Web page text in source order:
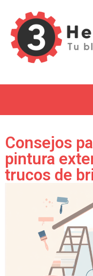
Consejos
pintura
trucos de